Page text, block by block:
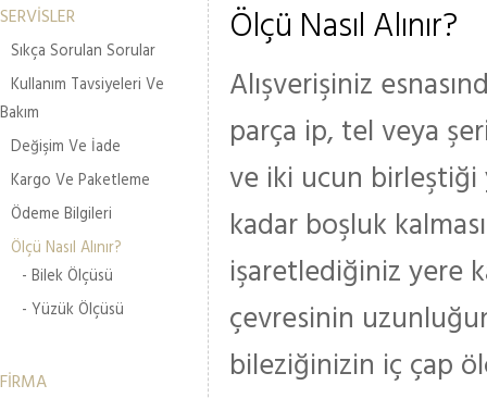
SERVİSLER
Sıkça Sorulan Sorular
Kullanım Tavsiyeleri Ve
Bakım
Değişim Ve İade
Kargo Ve Paketleme
Ödeme Bilgileri
Ölçü Nasıl Alınır?
- Bilek Ölçüsü
- Yüzük Ölçüsü
FİRMA
Ölçü Nasıl Alınır?
Alışverişiniz
parça ip, tel veya
ve iki ucun birleştiği
kadar boşluk
işaretlediğiniz yere
çevresinin
bileziğinizin iç çap